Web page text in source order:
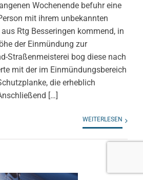
Wochenende befuhr eine
mit ihrem unbekannten
Rtg Besseringen kommend, in
der Einmündung zur
Straßenmeisterei bog diese nach
mit der im Einmündungsbereich
die erheblich
[…]
WEITERLESEN